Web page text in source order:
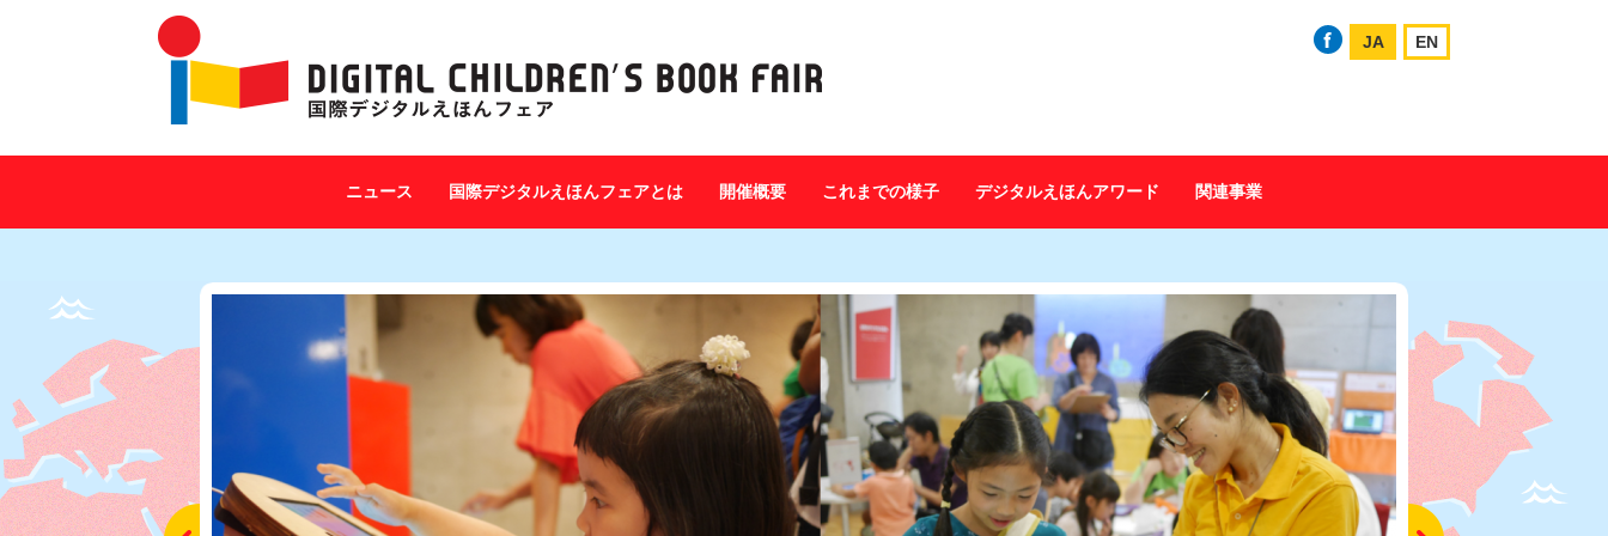
JA EN
ニュース 国際デジタルえほんフェアとは 開催概要 これまでの様子 デジタルえほんアワード 関連事業